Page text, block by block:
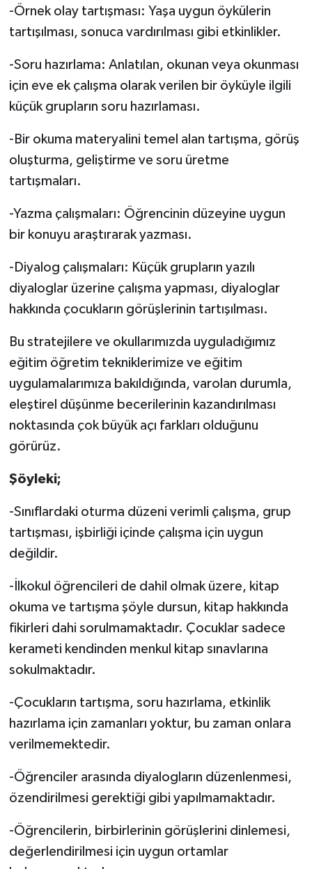
-Örnek olay tartışması: Yaşa uygun öykülerin
tartışılması, sonuca vardırılması gibi etkinlikler.
-Soru hazırlama: Anlatılan, okunan veya okunması
için eve ek çalışma olarak verilen bir öyküyle ilgili
küçük grupların soru hazırlaması.
-Bir okuma materyalini temel alan tartışma, görüş
oluşturma, geliştirme ve soru üretme
tartışmaları.
-Yazma çalışmaları: Öğrencinin düzeyine uygun
bir konuyu araştırarak yazması.
-Diyalog çalışmaları: Küçük grupların yazılı
diyaloglar üzerine çalışma yapması, diyaloglar
hakkında çocukların görüşlerinin tartışılması.
Bu stratejilere ve okullarımızda uyguladığımız
eğitim öğretim tekniklerimize ve eğitim
uygulamalarımıza bakıldığında, varolan durumla,
eleştirel düşünme becerilerinin kazandırılması
noktasında çok büyük açı farkları olduğunu
görürüz.
Şöyleki;
-Sınıflardaki oturma düzeni verimli çalışma, grup
tartışması, işbirliği içinde çalışma için uygun
değildir.
-İlkokul öğrencileri de dahil olmak üzere, kitap
okuma ve tartışma şöyle dursun, kitap hakkında
fikirleri dahi sorulmamaktadır. Çocuklar sadece
kerameti kendinden menkul kitap sınavlarına
sokulmaktadır.
-Çocukların tartışma, soru hazırlama, etkinlik
hazırlama için zamanları yoktur, bu zaman onlara
verilmemektedir.
-Öğrenciler arasında diyalogların düzenlenmesi,
özendirilmesi gerektiği gibi yapılmamaktadır.
-Öğrencilerin, birbirlerinin görüşlerini dinlemesi,
değerlendirilmesi için uygun ortamlar